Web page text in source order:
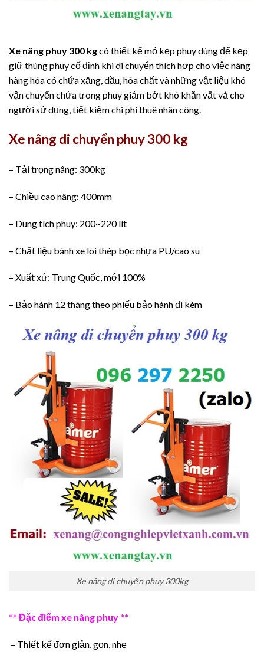
Xe nâng phuy 300 kgcó thiết kế mỏ kẹp phuy dùng để kẹp
giữ thùng phuy cố định khi di chuyển thích hợp cho việc nâng
hàng hóa có chứa xăng, dầu, hóa chất và những vật liệu khó
vận chuyển chứa trong phuy giảm bớt khó khăn vất vả cho
người sử dụng, tiết kiệm chi phí thuê nhân công.
Xe nâng di chuyển phuy 300 kg
– Tải trọng nâng: 300kg
– Chiều cao nâng: 400mm
– Dung tích phuy: 200~220 lít
– Chất liệu bánh xe lõi thép bọc nhựa PU/cao su
– Xuất xứ: Trung Quốc, mới 100%
– Bảo hành 12 tháng theo phiếu bảo hành đi kèm
Xe nâng di chuyển phuy 300kg
** Đặc điểm xe nâng phuy **
– Thiết kế đơn giản, gọn, nhẹ